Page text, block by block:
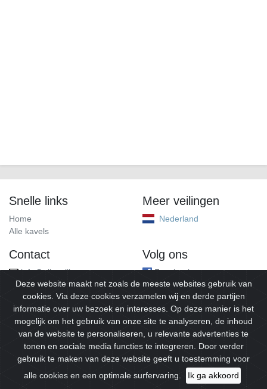
Snelle links
Home
Alle kavels
Meer veilingen
Nederland
Contact
info@alleveilingen.net
Volg ons
Facebook
© 2026Alleveilingen.Alle rechten voorbehouden.
Deze website maakt net zoals de meeste websites gebruik van
cookies. Via deze cookies verzamelen wij en derde partijen
informatie over uw bezoek en interesses. Op deze manier is het
mogelijk om het gebruik van onze site te analyseren, de inhoud
van de website te personaliseren, u relevante advertenties te
tonen en sociale media functies te integreren. Door verder
gebruik te maken van deze website geeft u toestemming voor
alle cookies en een optimale surfervaring.
Ik ga akkoord